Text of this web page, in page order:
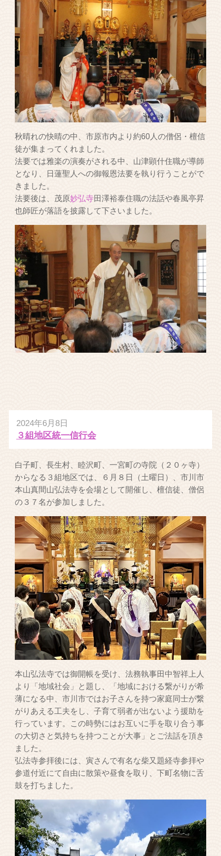
秋晴れの快晴の中、市原市内より約60人の僧侶・檀信
徒が集まってくれました。
法要では雅楽の演奏がされる中、山津顕什住職が導師
となり、日蓮聖人への御報恩法要を執り行うことがで
きました。
法要後は、茂原妙弘寺田澤裕泰住職の法話や春風亭昇
也師匠が落語を披露して下さいました。
2024年6月8日
３組地区統一信行会
白子町、長生村、睦沢町、一宮町の寺院（２０ヶ寺）
からなる３組地区では、６月８日（土曜日）、市川市
本山真間山弘法寺を会場として開催し、檀信徒、僧侶
の３７名が参加しました。
本山弘法寺では御開帳を受け、法務執事田中智祥上人
より「地域社会」と題し、「地域における繋がりが希
薄になる中、市川市ではお子さんを持つ家庭同士が繋
がりあえる工夫をし、子育て弱者が出ないよう援助を
行っています。この時勢にはお互いに手を取り合う事
の大切さと気持ちを持つことが大事」とご法話を頂き
ました。
弘法寺参拝後には、寅さんで有名な柴又題経寺参拝や
参道付近にて自由に散策や昼食を取り、下町名物に舌
鼓を打ちました。